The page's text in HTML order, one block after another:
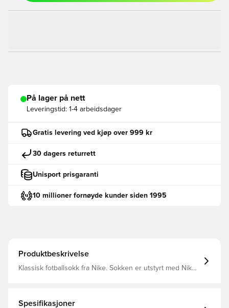
På lager på nett
Leveringstid: 1-4 arbeidsdager
Gratis levering ved kjøp over 999 kr
30 dagers returrett
Unisport prisgaranti
10 millioner fornøyde kunder siden 1995
Produktbeskrivelse
Klassisk fotballsokk fra Nike. Sokken er utstyrt med Nike
Spesifikasjoner